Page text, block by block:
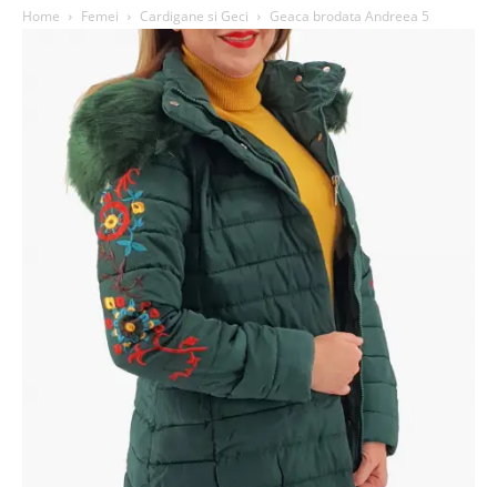
Home Femei Cardigane si Geci Geaca brodata Andreea 5